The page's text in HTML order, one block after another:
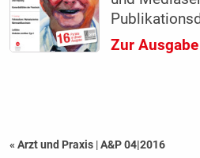
Zur Ausgabe
« Arzt und Praxis |A&P 04|2016